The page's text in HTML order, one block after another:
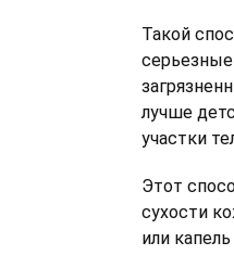
Такой
лучше
участки
Этот
сухости
или